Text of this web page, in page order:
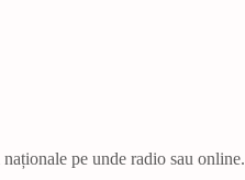
pe unde radio sau online.